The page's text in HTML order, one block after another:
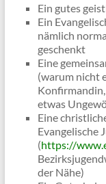
Ein gutes
Ein
nämlich
geschenkt
Eine
(warum nicht
etwas
Eine
Evangelische
(https://
der Nähe)